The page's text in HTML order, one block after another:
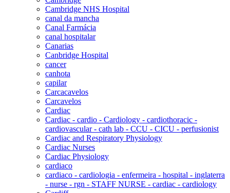
Cambridge NHS Hospital
canal da mancha
Canal Farmácia
canal hospitalar
Canarias
Canbridge Hospital
cancer
canhota
capilar
Carcacavelos
Carcavelos
Cardiac
Cardiac - cardio - Cardiology - cardiothoracic -
cardiovascular - cath lab - CCU - CICU - perfusionist
Cardiac and Respiratory Physiology
Cardiac Nurses
Cardiac Physiology
cardiaco
cardiaco - cardiologia - enfermeira - hospital - inglaterra
- nurse - rgn - STAFF NURSE - cardiac - cardiology